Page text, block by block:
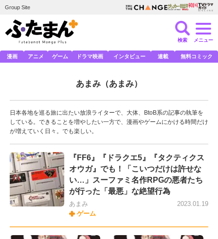
Group Site
検索 メニュー
漫画 アニメ ゲーム ドラマ映画 インタビュー 連載 無料コミック
あまみ （あまみ）
日本各地を巡る旅に出たい放浪ライターで、大体、BtoB系の記事の執筆を
している。できることを増やしたい一方で、漫画やゲームにかける時間だけ
が増えていく日々。でも楽しい。
『FF6』『ドラクエ5』『タクティクス
オウガ』でも！「こいつだけは許せな
い…」スーファミ名作RPGの悪者たち
が行った「最悪」な絶望行為
あまみ
ゲーム
2023.01.19